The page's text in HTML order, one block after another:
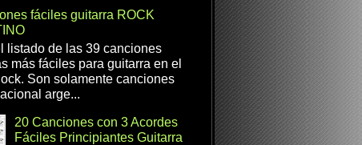
fáciles guitarra ROCK
listado de las 39 canciones
más fáciles para guitarra en el
Son solamente canciones
arge...
20 Canciones con 3 Acordes
Fáciles Principiantes Guitarra